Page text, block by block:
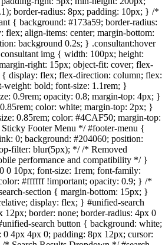
border-radius: 8px; padding: 10px; } /*
{ background: #173a59; border-radius:
flex; align-items: center; margin-bottom:
background 0.2s; } .consultant:hover
img { width: 100px; height:
right: 15px; object-fit: cover; flex-
display: flex; flex-direction: column; flex:
bold; font-size: 1.1rem; }
0.9rem; opacity: 0.8; margin-top: 4px; }
color: white; margin-top: 2px; }
0.85rem; color: #4CAF50; margin-top:
Footer Menu */ #footer-menu {
0; background: #204060; position:
filter: blur(5px); */ /* Removed
performance and compatibility */ }
0 10px; font-size: 1rem; font-family:
#ffffff !important; opacity: 0.9; } /*
section { margin-bottom: 15px; }
display: flex; } #unified-search
border: none; border-radius: 4px 0
search button { background: white;
0 4px 4px 0; padding: 8px 12px; cursor: